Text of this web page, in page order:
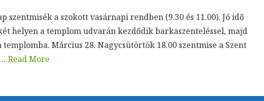
szentmisék a szokott vasárnapi rendben (9.30 és 11.00). Jó idő
helyen a templom udvarán kezdődik barkaszenteléssel, majd
Március 28. Nagycsütörtök 18.00 szentmise a Szent
Read More